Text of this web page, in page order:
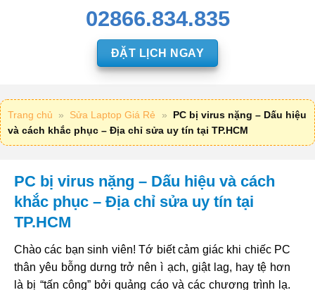
02866.834.835
ĐẶT LỊCH NGAY
Trang chủ » Sửa Laptop Giá Rẻ »
PC bị virus nặng – Dấu hiệu
và cách khắc phục – Địa chỉ sửa uy tín tại TP.HCM
PC bị virus nặng – Dấu hiệu và cách
khắc phục – Địa chỉ sửa uy tín tại
TP.HCM
Chào các bạn sinh viên! Tớ biết cảm giác khi chiếc PC
thân yêu bỗng dưng trở nên ì ạch, giật lag, hay tệ hơn
là bị “tấn công” bởi quảng cáo và các chương trình lạ.